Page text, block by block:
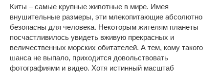
Киты – самые крупные животные в мире. Имея
внушительные размеры, эти млекопитающие абсолютно
безопасны для человека. Некоторым жителям планеты
посчастливилось увидеть вживую прекрасных и
величественных морских обитателей. А тем, кому такого
шанса не выпало, приходится довольствовать
фотографиями и видео. Хотя истинный масштаб